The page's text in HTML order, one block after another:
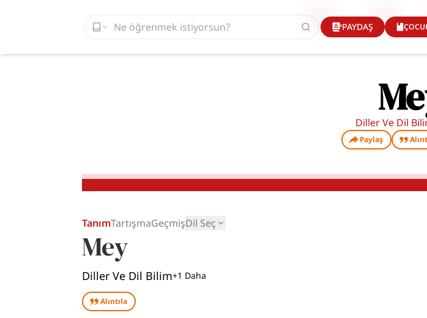
PAYDAŞ
Diller Ve Dil
Paylaş
TanımTartışmaGeçmişDil Seç
Mey
Diller Ve Dil Bilim+1 Daha
Alıntıla